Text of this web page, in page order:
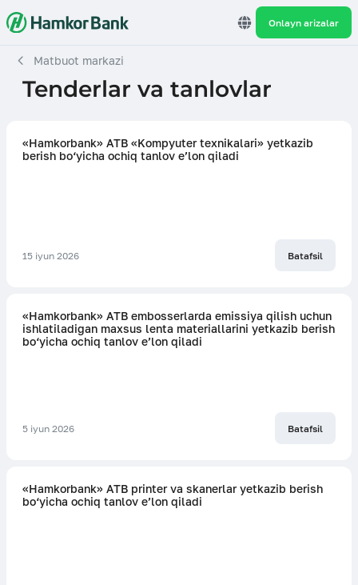
Onlayn arizalar
Matbuot markazi
Tenderlar va tanlovlar
«Hamkorbank» ATB «Kompyuter texnikalari» yetkazib
berish bo‘yicha ochiq tanlov e’lon qiladi
15 iyun 2026 Batafsil
«Hamkorbank» ATB embosserlarda emissiya qilish uchun
ishlatiladigan maxsus lenta materiallarini yetkazib berish
bo‘yicha ochiq tanlov e’lon qiladi
5 iyun 2026 Batafsil
«Hamkorbank» ATB printer va skanerlar yetkazib berish
bo‘yicha ochiq tanlov e’lon qiladi